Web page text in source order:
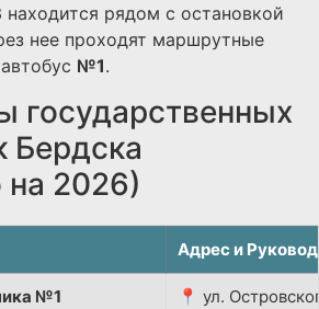
находится рядом с остановкой
нее проходят маршрутные
№1.
государственных
Бердска
на 2026)
Адрес и
№1
📍 ул.